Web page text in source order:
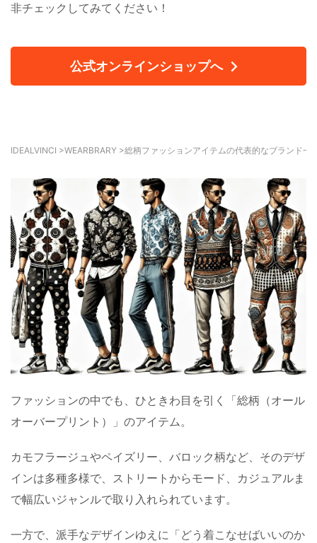
非チェックしてみてください！
公式オンラインショップへ
IDEALVINCI >WEARBRARY >総柄ファッションアイテムの代表的なブランド一
ファッションの中でも、ひときわ目を引く「総柄（オール
オーバープリント）」のアイテム。
カモフラージュやペイズリー、バロック柄など、そのデザ
インは多種多様で、ストリートからモード、カジュアルま
で幅広いジャンルで取り入れられています。
一方で、派手なデザインゆえに「どう着こなせばいいのか